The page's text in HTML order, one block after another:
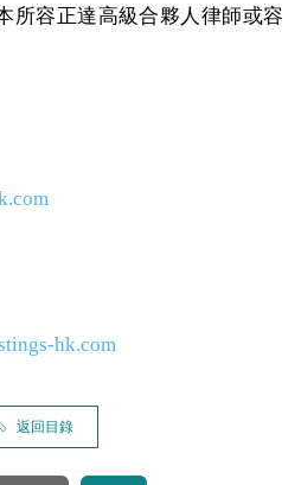
所容正達高級合夥人律師或容
hk.com
返回目錄